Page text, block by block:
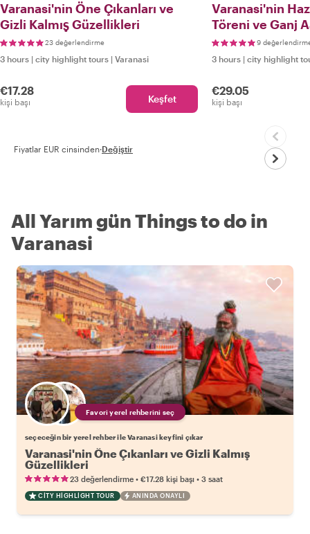
Varanasi'nin Öne Çıkanları ve
Gizli Kalmış Güzellikleri
23 değerlendirme
3 hours | city highlight tours | Varanasi
€17.28
kişi başı Keşfet
Varanasi'nin
Töreni ve Ganj
9
3 hours | city highlight
€29.05
kişi başı
Fiyatlar EUR cinsinden·Değiştir
All Yarım gün Things to do in
Varanasi
Favori yerel rehberini seç
seçeceğin bir yerel rehber ile Varanasi keyfini çıkar
Varanasi'nin Öne Çıkanları ve Gizli Kalmış
Güzellikleri
23 değerlendirme • €17.28 kişi başı • 3 saat
CITY HIGHLIGHT TOUR ANINDA ONAYLI